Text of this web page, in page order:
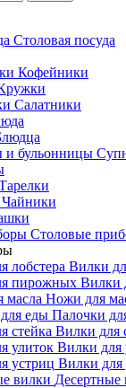
Столовая посуда
Кофейники
Салатники
Чайники
Cтоловые
Вилки
Вилки
Ножи для
Палочки
Вилки для
Вилки для
Вилки для
Десертные